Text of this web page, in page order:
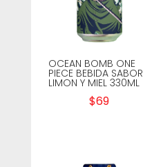
OCEAN BOMB ONE
PIECE BEBIDA SABOR
LIMON Y MIEL 330ML
$69